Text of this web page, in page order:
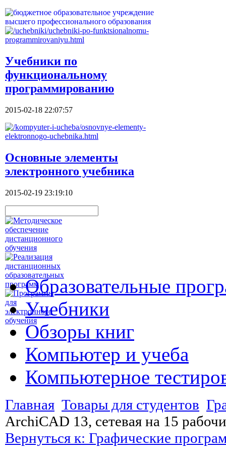
Учебники по
функциональному
программированию
2015-02-18 22:07:57
Основные элементы
электронного учебника
2015-02-19 23:19:10
Образовательные
Учебники
Обзоры книг
Компьютер и учеба
Компьютерное
Главная Товары для студентов
ArchiCAD 13, сетевая на 15
Вернуться к: Графические